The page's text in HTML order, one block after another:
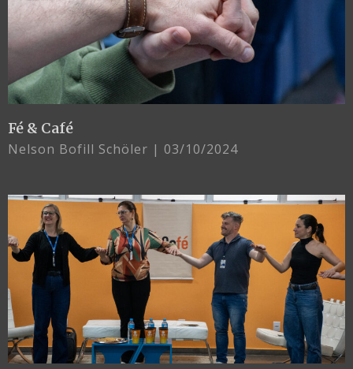
Fé & Café
Nelson Bofill Schöler 03/10/2024